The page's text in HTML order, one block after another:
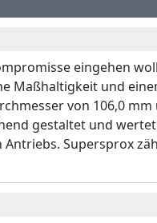
eingehen
Maßhaltigkeit und
von 106,0
gestaltet und
Supersprox